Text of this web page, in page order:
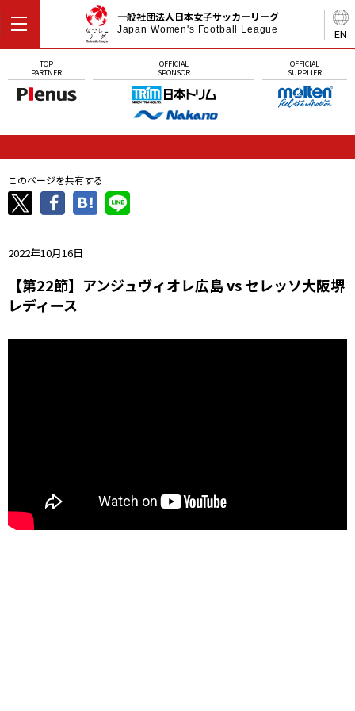
EN
一般社団法人日本女子サッカーリーグ
Japan Women's Football League
TOP
PARTNER
OFFICIAL
SPONSOR
OFFICIAL
SUPPLIER
このページを共有する
2022年10月16日
【第22節】アンジュヴィオレ広島 vs セレッソ大阪堺
レディース